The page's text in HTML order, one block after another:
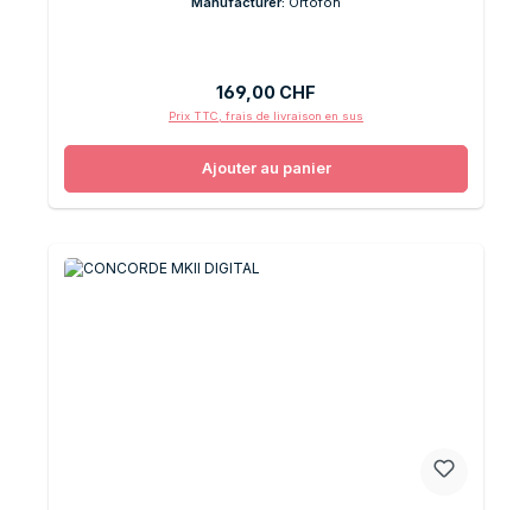
Prix régulier :
169,00 CHF
Prix TTC, frais de livraison en sus
Ajouter au panier